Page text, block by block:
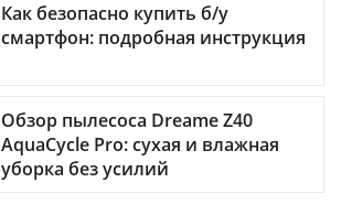
Как безопасно купить б/у
смартфон: подробная инструкция
Обзор пылесоса Dreame Z40
AquaCycle Pro: сухая и влажная
уборка без усилий